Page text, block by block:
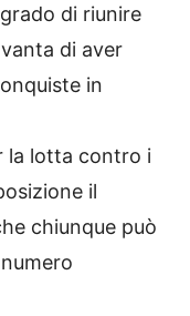
di riunire
di aver
in
la lotta contro i
il
chiunque può